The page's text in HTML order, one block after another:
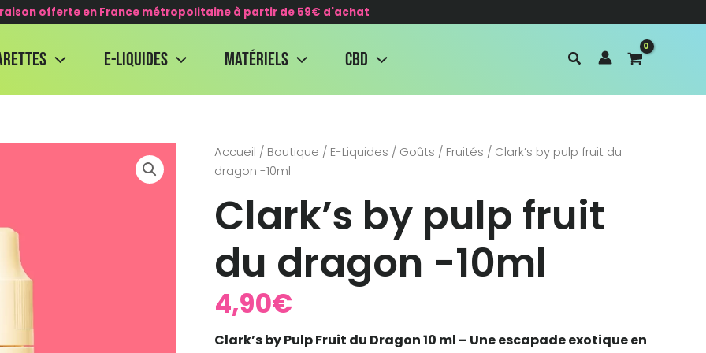
offerte en France métropolitaine à partir de 59€ d'achat
E-Liquides Matériels CBD
Accueil / Boutique / E-Liquides / Goûts / Fruités / Clark’s by pulp fruit du
dragon -10ml
Clark’s by pulp fruit
du dragon -10ml
4,90€
Clark’s by Pulp Fruit du Dragon 10 ml – Une escapade exotique en
quantité
de
Clark's
by
pulp
fruit
dragon
-10ml